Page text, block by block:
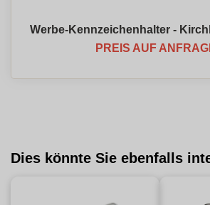
Werbe-Kennzeichenhalter -
PREIS AUF
Dies könnte Sie ebenfalls